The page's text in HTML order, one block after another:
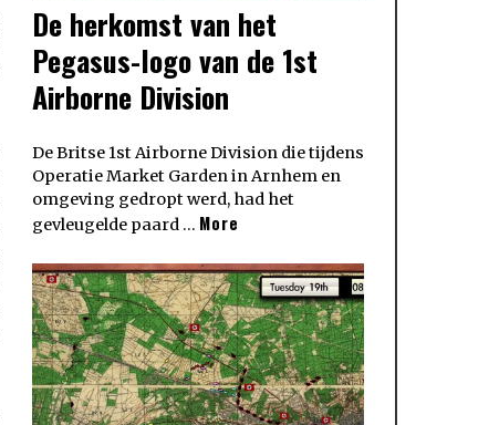
De herkomst van het
Pegasus-logo van de 1st
Airborne Division
De Britse 1st Airborne Division die tijdens
Operatie Market Garden in Arnhem en
omgeving gedropt werd, had het
gevleugelde paard … More